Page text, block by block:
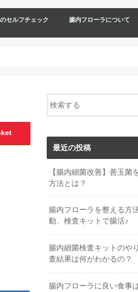
セルフチェック 腸内フローラについて
最近の投稿
【腸内細菌改善】善玉菌
方法とは？
腸内フローラを整える方
動、検査キットで腸活♪
腸内細菌検査キットのや
査結果は何がわかるの？
腸内フローラに良い食事